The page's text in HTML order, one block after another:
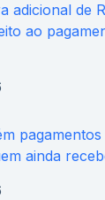
adicional de
ao
ainda